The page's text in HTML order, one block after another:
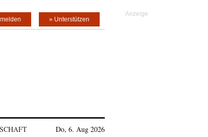
» Unterstützen
Do, 6. Aug 2026